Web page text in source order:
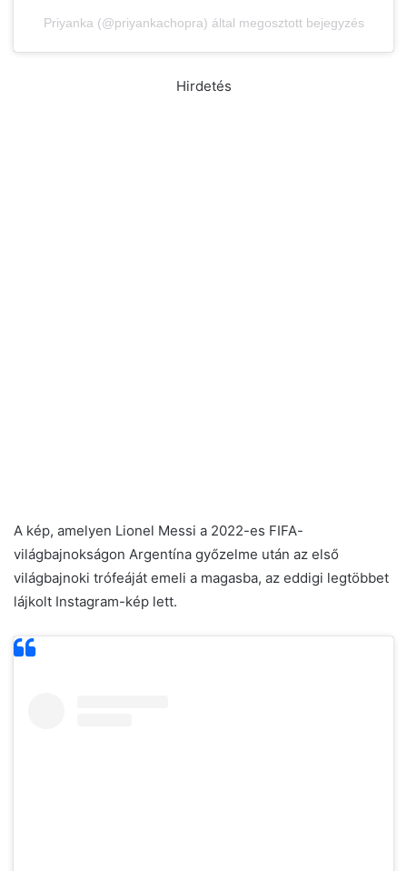
Priyanka (@priyankachopra) által megosztott bejegyzés
Hirdetés
A kép, amelyen Lionel Messi a 2022-es FIFA-
világbajnokságon Argentína győzelme után az első
világbajnoki trófeáját emeli a magasba, az eddigi legtöbbet
lájkolt Instagram-kép lett.